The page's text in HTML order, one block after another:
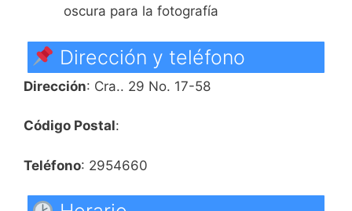
oscura para la fotografía
Dirección y teléfono
Dirección: Cra.. 29 No. 17-58
Código Postal:
Teléfono: 2954660